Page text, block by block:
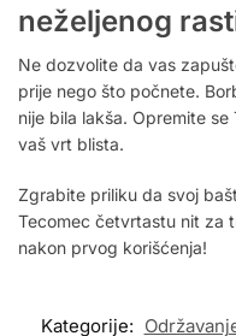
neželjenog
Ne dozvolite da vas
prije nego što počnete.
nije bila lakša. Opremite
vaš vrt blista.
Zgrabite priliku da svoj
Tecomec četvrtastu nit za
nakon prvog korišćenja!
Kategorije: